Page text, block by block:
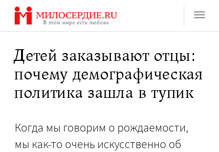
Перейти
содержанию
Детей заказывают отцы:
почему демографическая
политика зашла в тупик
Когда мы говорим о рождаемости,
мы как-то очень искусственно об